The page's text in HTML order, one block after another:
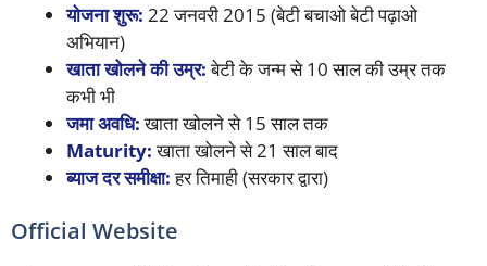
योजना शुरू: 22 जनवरी 2015 (बेटी बचाओ बेटी पढ़ाओ
अभियान)
खाता खोलने की उम्र:बेटी के जन्म से 10 साल की उम्र तक
कभी भी
जमा अवधि:खाता खोलने से 15 साल तक
Maturity:खाता खोलने से 21 साल बाद
ब्याज दर समीक्षा:हर तिमाही (सरकार द्वारा)
Official Website